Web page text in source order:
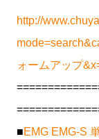
http://
ォームアップ
■EMG EMG-S